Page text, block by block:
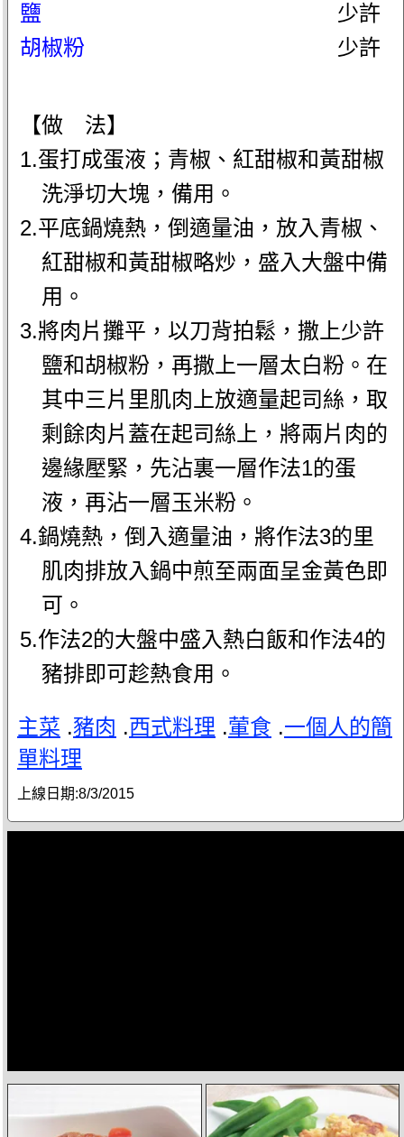
鹽
少許
胡椒粉
少許
【做 法】
1.蛋打成蛋液；青椒、紅甜椒和黃甜椒
洗淨切大塊，備用。
2.平底鍋燒熱，倒適量油，放入青椒、
紅甜椒和黃甜椒略炒，盛入大盤中備
用。
3.將肉片攤平，以刀背拍鬆，撒上少許
鹽和胡椒粉，再撒上一層太白粉。在
其中三片里肌肉上放適量起司絲，取
剩餘肉片蓋在起司絲上，將兩片肉的
邊緣壓緊，先沾裏一層作法1的蛋
液，再沾一層玉米粉。
4.鍋燒熱，倒入適量油，將作法3的里
肌肉排放入鍋中煎至兩面呈金黃色即
可。
5.作法2的大盤中盛入熱白飯和作法4的
豬排即可趁熱食用。
主菜 .豬肉 .西式料理 .葷食 .一個人的簡
單料理
上線日期:8/3/2015